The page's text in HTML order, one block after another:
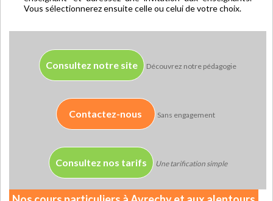
Vous sélectionnerez ensuite celle ou celui de votre choix.
Consultez notre site Découvrez notre pédagogie
Contactez-nous Sans engagement
Consultez nos tarifs Une tarification simple